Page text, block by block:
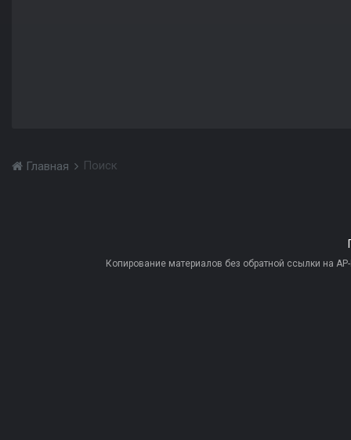
Главная Поиск
Копирование материалов без обратной ссылки на